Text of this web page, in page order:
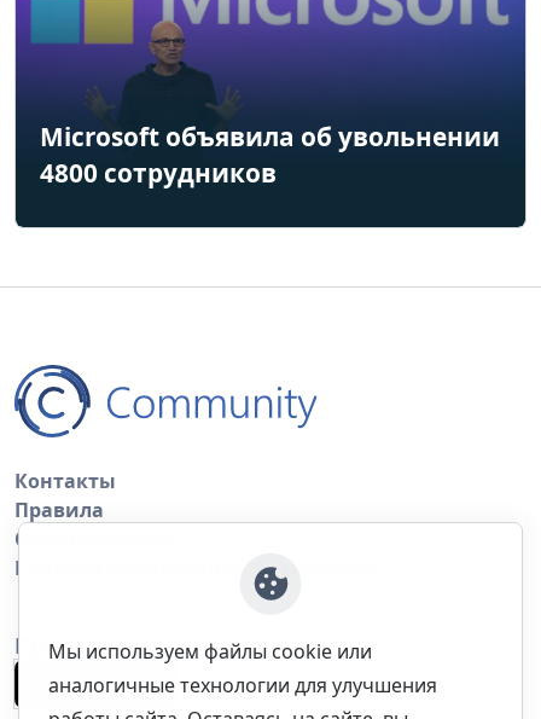
Microsoft объявила об увольнении
4800 сотрудников
Контакты
Правила
Обратная связь
Правила копирования материалов
Приложение
Мы используем файлы cookie или
аналогичные технологии для улучшения